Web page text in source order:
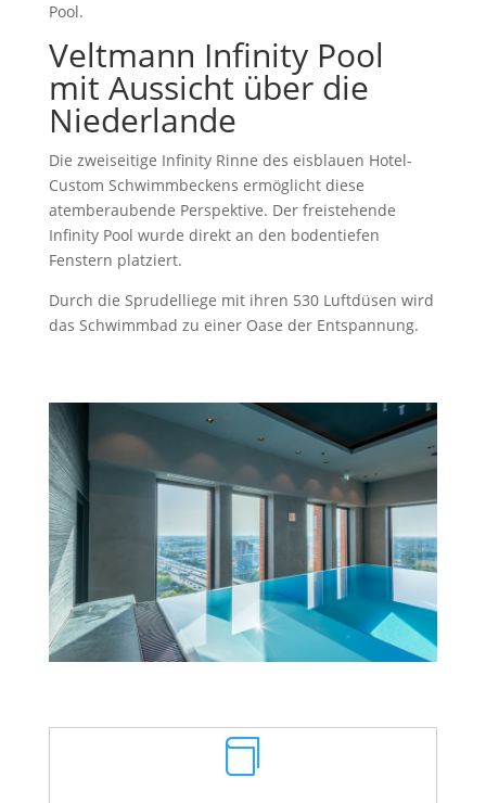
Pool.
Veltmann Infinity Pool
mit Aussicht über die
Niederlande
Die zweiseitige Infinity Rinne des eisblauen Hotel-
Custom Schwimmbeckens ermöglicht diese
atemberaubende Perspektive. Der freistehende
Infinity Pool wurde direkt an den bodentiefen
Fenstern platziert.
Durch die Sprudelliege mit ihren 530 Luftdüsen wird
das Schwimmbad zu einer Oase der Entspannung.
